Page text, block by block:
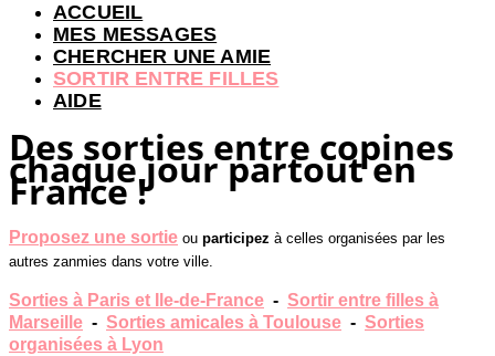
ACCUEIL
MES MESSAGES
CHERCHER UNE AMIE
SORTIR ENTRE FILLES
AIDE
Des sorties entre copines
chaque jour partout en
France !
Proposez une sortie ou participez à celles organisées par les
autres zanmies dans votre ville.
Sorties à Paris et Ile-de-France - Sortir entre filles à
Marseille - Sorties amicales à Toulouse - Sorties
organisées à Lyon